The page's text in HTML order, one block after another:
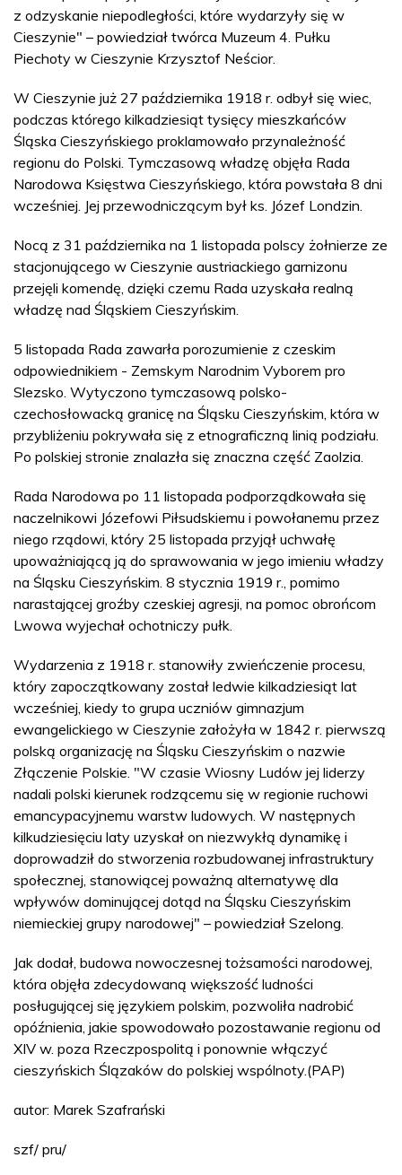
z odzyskanie niepodległości, które wydarzyły się w
Cieszynie" – powiedział twórca Muzeum 4. Pułku
Piechoty w Cieszynie Krzysztof Neścior.
W Cieszynie już 27 października 1918 r. odbył się wiec,
podczas którego kilkadziesiąt tysięcy mieszkańców
Śląska Cieszyńskiego proklamowało przynależność
regionu do Polski. Tymczasową władzę objęła Rada
Narodowa Księstwa Cieszyńskiego, która powstała 8 dni
wcześniej. Jej przewodniczącym był ks. Józef Londzin.
Nocą z 31 października na 1 listopada polscy żołnierze ze
stacjonującego w Cieszynie austriackiego garnizonu
przejęli komendę, dzięki czemu Rada uzyskała realną
władzę nad Śląskiem Cieszyńskim.
5 listopada Rada zawarła porozumienie z czeskim
odpowiednikiem - Zemskym Narodnim Vyborem pro
Slezsko. Wytyczono tymczasową polsko-
czechosłowacką granicę na Śląsku Cieszyńskim, która w
przybliżeniu pokrywała się z etnograficzną linią podziału.
Po polskiej stronie znalazła się znaczna część Zaolzia.
Rada Narodowa po 11 listopada podporządkowała się
naczelnikowi Józefowi Piłsudskiemu i powołanemu przez
niego rządowi, który 25 listopada przyjął uchwałę
upoważniającą ją do sprawowania w jego imieniu władzy
na Śląsku Cieszyńskim. 8 stycznia 1919 r., pomimo
narastającej groźby czeskiej agresji, na pomoc obrońcom
Lwowa wyjechał ochotniczy pułk.
Wydarzenia z 1918 r. stanowiły zwieńczenie procesu,
który zapoczątkowany został ledwie kilkadziesiąt lat
wcześniej, kiedy to grupa uczniów gimnazjum
ewangelickiego w Cieszynie założyła w 1842 r. pierwszą
polską organizację na Śląsku Cieszyńskim o nazwie
Złączenie Polskie. "W czasie Wiosny Ludów jej liderzy
nadali polski kierunek rodzącemu się w regionie ruchowi
emancypacyjnemu warstw ludowych. W następnych
kilkudziesięciu laty uzyskał on niezwykłą dynamikę i
doprowadził do stworzenia rozbudowanej infrastruktury
społecznej, stanowiącej poważną alternatywę dla
wpływów dominującej dotąd na Śląsku Cieszyńskim
niemieckiej grupy narodowej" – powiedział Szelong.
Jak dodał, budowa nowoczesnej tożsamości narodowej,
która objęła zdecydowaną większość ludności
posługującej się językiem polskim, pozwoliła nadrobić
opóźnienia, jakie spowodowało pozostawanie regionu od
XIV w. poza Rzeczpospolitą i ponownie włączyć
cieszyńskich Ślązaków do polskiej wspólnoty.(PAP)
autor: Marek Szafrański
szf/ pru/